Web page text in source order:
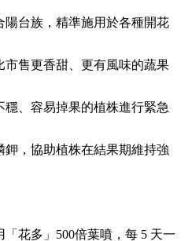
台族，精準施用於各種開花
售更香甜、更有風味的蔬果
、容易掉果的植株進行緊急
，協助植株在結果期維持強
花多」500倍葉噴，每 5 天一